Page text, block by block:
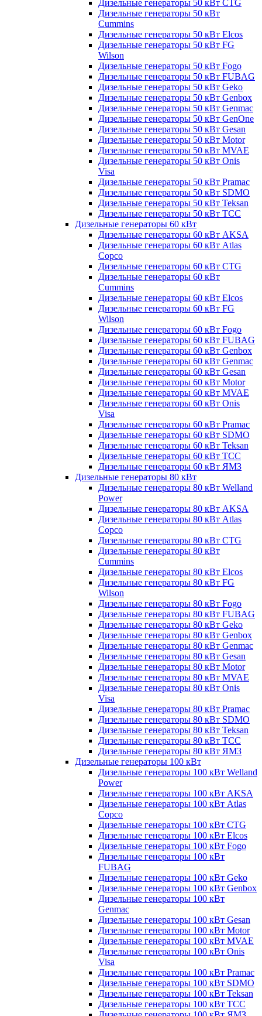
Дизельные генераторы 50 кВт CTG
Дизельные генераторы 50 кВт
Cummins
Дизельные генераторы 50 кВт Elcos
Дизельные генераторы 50 кВт FG
Wilson
Дизельные генераторы 50 кВт Fogo
Дизельные генераторы 50 кВт FUBAG
Дизельные генераторы 50 кВт Geko
Дизельные генераторы 50 кВт Genbox
Дизельные генераторы 50 кВт Genmac
Дизельные генераторы 50 кВт GenOne
Дизельные генераторы 50 кВт Gesan
Дизельные генераторы 50 кВт Motor
Дизельные генераторы 50 кВт MVAE
Дизельные генераторы 50 кВт Onis
Visa
Дизельные генераторы 50 кВт Pramac
Дизельные генераторы 50 кВт SDMO
Дизельные генераторы 50 кВт Teksan
Дизельные генераторы 50 кВт ТСС
Дизельные генераторы 60 кВт
Дизельные генераторы 60 кВт AKSA
Дизельные генераторы 60 кВт Atlas
Copco
Дизельные генераторы 60 кВт CTG
Дизельные генераторы 60 кВт
Cummins
Дизельные генераторы 60 кВт Elcos
Дизельные генераторы 60 кВт FG
Wilson
Дизельные генераторы 60 кВт Fogo
Дизельные генераторы 60 кВт FUBAG
Дизельные генераторы 60 кВт Genbox
Дизельные генераторы 60 кВт Genmac
Дизельные генераторы 60 кВт Gesan
Дизельные генераторы 60 кВт Motor
Дизельные генераторы 60 кВт MVAE
Дизельные генераторы 60 кВт Onis
Visa
Дизельные генераторы 60 кВт Pramac
Дизельные генераторы 60 кВт SDMO
Дизельные генераторы 60 кВт Teksan
Дизельные генераторы 60 кВт ТСС
Дизельные генераторы 60 кВт ЯМЗ
Дизельные генераторы 80 кВт
Дизельные генераторы 80 кВт Welland
Power
Дизельные генераторы 80 кВт AKSA
Дизельные генераторы 80 кВт Atlas
Copco
Дизельные генераторы 80 кВт CTG
Дизельные генераторы 80 кВт
Cummins
Дизельные генераторы 80 кВт Elcos
Дизельные генераторы 80 кВт FG
Wilson
Дизельные генераторы 80 кВт Fogo
Дизельные генераторы 80 кВт FUBAG
Дизельные генераторы 80 кВт Geko
Дизельные генераторы 80 кВт Genbox
Дизельные генераторы 80 кВт Genmac
Дизельные генераторы 80 кВт Gesan
Дизельные генераторы 80 кВт Motor
Дизельные генераторы 80 кВт MVAE
Дизельные генераторы 80 кВт Onis
Visa
Дизельные генераторы 80 кВт Pramac
Дизельные генераторы 80 кВт SDMO
Дизельные генераторы 80 кВт Teksan
Дизельные генераторы 80 кВт ТСС
Дизельные генераторы 80 кВт ЯМЗ
Дизельные генераторы 100 кВт
Дизельные генераторы 100 кВт Welland
Power
Дизельные генераторы 100 кВт AKSA
Дизельные генераторы 100 кВт Atlas
Copco
Дизельные генераторы 100 кВт CTG
Дизельные генераторы 100 кВт Elcos
Дизельные генераторы 100 кВт Fogo
Дизельные генераторы 100 кВт
FUBAG
Дизельные генераторы 100 кВт Geko
Дизельные генераторы 100 кВт Genbox
Дизельные генераторы 100 кВт
Genmac
Дизельные генераторы 100 кВт Gesan
Дизельные генераторы 100 кВт Motor
Дизельные генераторы 100 кВт MVAE
Дизельные генераторы 100 кВт Onis
Visa
Дизельные генераторы 100 кВт Pramac
Дизельные генераторы 100 кВт SDMO
Дизельные генераторы 100 кВт Teksan
Дизельные генераторы 100 кВт ТСС